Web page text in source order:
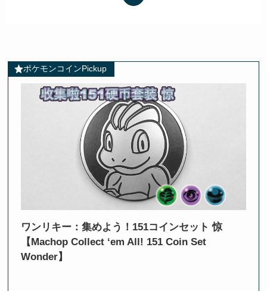
ポケモンコインPickup
ワンリキー：集めよう！151コインセット 惊
【Machop Collect ‘em All! 151 Coin Set
Wonder】